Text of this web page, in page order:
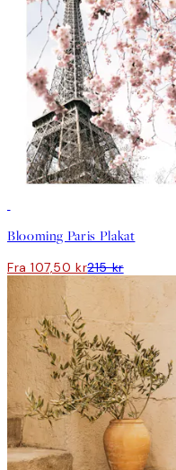
Blooming Paris Plakat
Fra 107,50 kr215 kr